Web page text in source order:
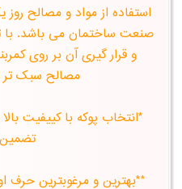
استفاده از مواد و مصالح
صنعت ساختمان می باشد. با
و قرار گیری آن بر روی
مصالح سبک تر
*انتخاب پوكه با كییفیت
**بهترین و مرغوبترین